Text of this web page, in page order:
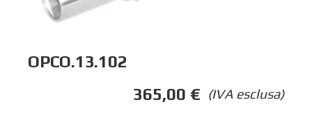
OPCO.13.102
(IVA esclusa)
365,00 €